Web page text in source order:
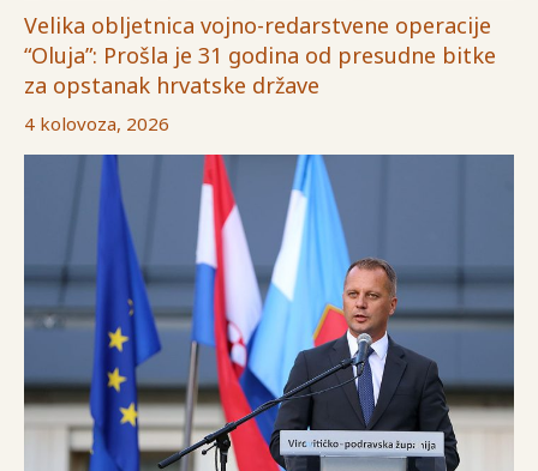
Velika obljetnica vojno-redarstvene operacije
“Oluja”: Prošla je 31 godina od presudne bitke
za opstanak hrvatske države
4 kolovoza, 2026